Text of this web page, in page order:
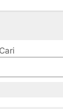
Cari